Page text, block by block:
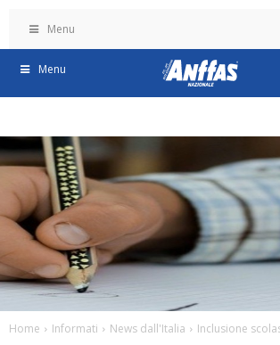
Menu
Menu
Home Informati News dall'Italia Inclusione